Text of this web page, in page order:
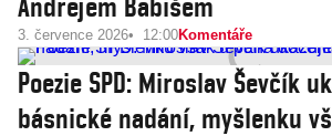
Andrejem Babišem
3. července 2026 12:00Komentáře
Poezie SPD: Miroslav Ševčík
básnické nadání, myšlenku